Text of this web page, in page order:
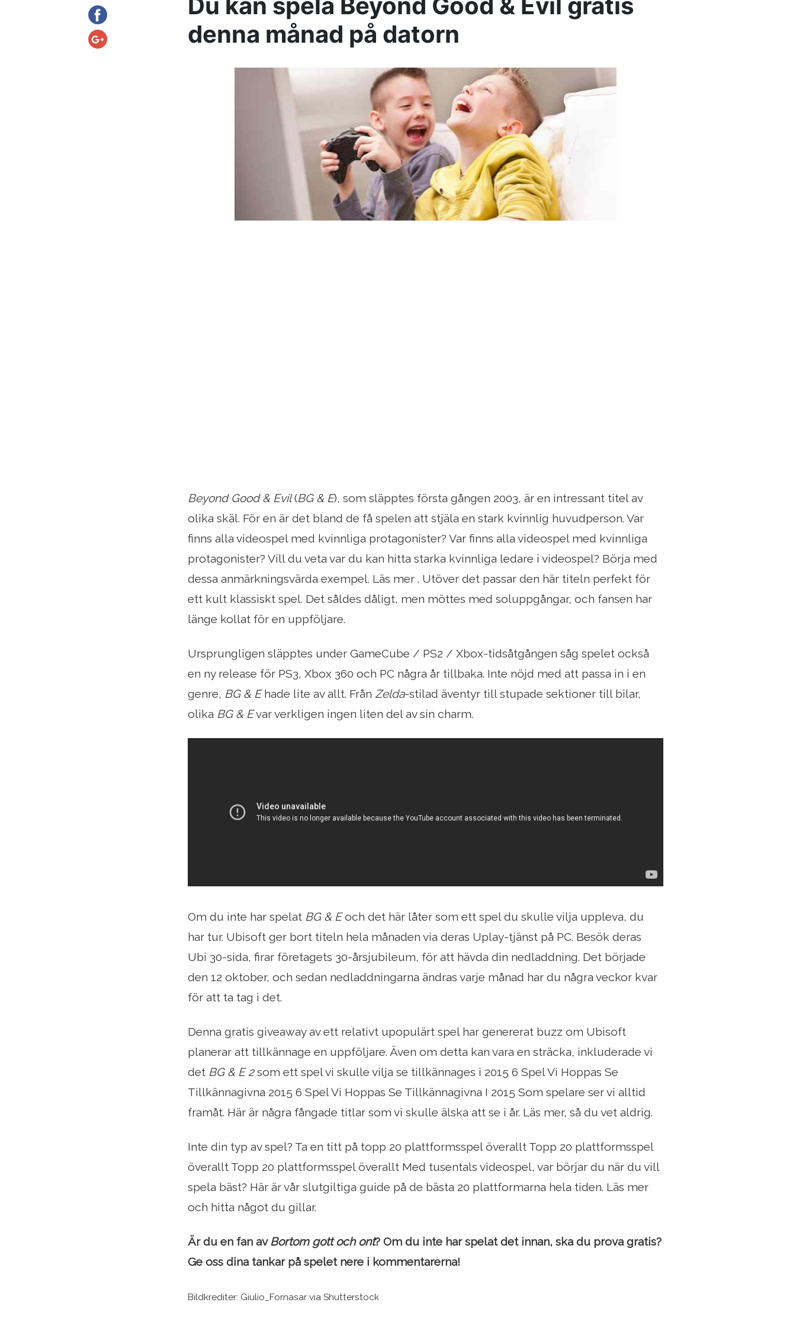
denna månad på datorn
Beyond Good & Evil(BG & E), som släpptes första gången 2003, är en intressant titel av
olika skäl. För en är det bland de få spelen att stjäla en stark kvinnlig huvudperson. Var
finns alla videospel med kvinnliga protagonister? Var finns alla videospel med kvinnliga
protagonister? Vill du veta var du kan hitta starka kvinnliga ledare i videospel? Börja med
dessa anmärkningsvärda exempel. Läs mer . Utöver det passar den här titeln perfekt för
ett kult klassiskt spel. Det såldes dåligt, men möttes med soluppgångar, och fansen har
länge kollat ​​för en uppföljare.
Ursprungligen släpptes under GameCube / PS2 / Xbox-tidsåtgången såg spelet också
en ny release för PS3, Xbox 360 och PC några år tillbaka. Inte nöjd med att passa in i en
genre, BG & Ehade lite av allt. Från Zelda-stilad äventyr till stupade sektioner till bilar,
olika BG & Evar verkligen ingen liten del av sin charm.
Om du inte har spelat BG & Eoch det här låter som ett spel du skulle vilja uppleva, du
har tur. Ubisoft ger bort titeln hela månaden via deras Uplay-tjänst på PC. Besök deras
Ubi 30-sida, firar företagets 30-årsjubileum, för att hävda din nedladdning. Det började
den 12 oktober, och sedan nedladdningarna ändras varje månad har du några veckor kvar
för att ta tag i det.
Denna gratis giveaway av ett relativt upopulärt spel har genererat buzz om Ubisoft
planerar att tillkännage en uppföljare. Även om detta kan vara en sträcka, inkluderade vi
det BG & E 2som ett spel vi skulle vilja se tillkännages i 2015 6 Spel Vi Hoppas Se
Tillkännagivna 2015 6 Spel Vi Hoppas Se Tillkännagivna I 2015 Som spelare ser vi alltid
framåt. Här är några fångade titlar som vi skulle älska att se i år. Läs mer, så du vet aldrig.
Inte din typ av spel? Ta en titt på topp 20 plattformsspel överallt Topp 20 plattformsspel
överallt Topp 20 plattformsspel överallt Med tusentals videospel, var börjar du när du vill
spela bäst? Här är vår slutgiltiga guide på de bästa 20 plattformarna hela tiden. Läs mer
och hitta något du gillar.
Är du en fan av Bortom gott och ont? Om du inte har spelat det innan, ska du prova gratis?
Ge oss dina tankar på spelet nere i kommentarerna!
Bildkrediter: Giulio_Fornasar via Shutterstock